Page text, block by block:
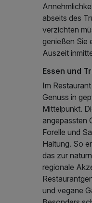
abseits des
verzichten
genießen Sie
Auszeit
Essen und
Im
Genuss in
Mittelpunkt.
angepassten
Forelle und
Haltung. So
das zur
regionale
und vegane